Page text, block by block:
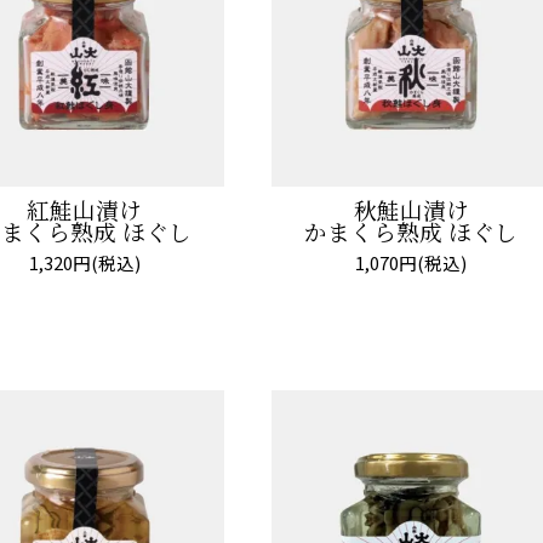
紅鮭山漬け
くら熟成 ほぐし
1,320円(税込)
秋鮭山漬け
かまくら熟成 ほぐし
1,070円(税込)